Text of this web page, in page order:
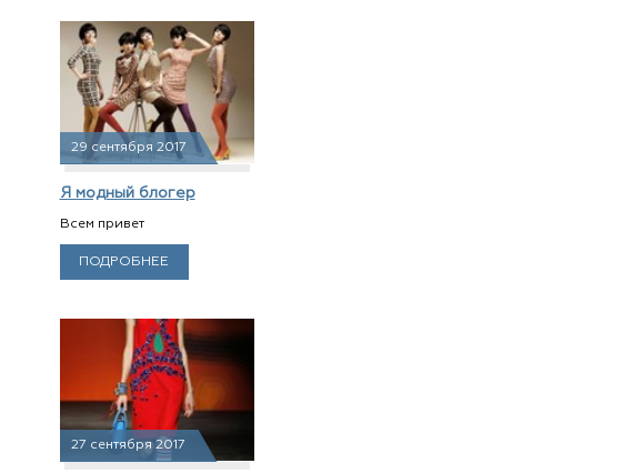
29 сентября 2017
Я модный блогер
Всем привет
ПОДРОБНЕЕ
27 сентября 2017